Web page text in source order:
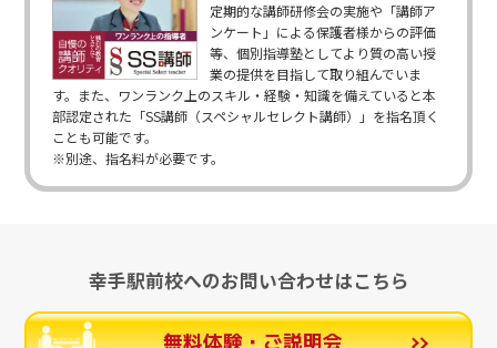
定期的な講師研修会の実施や「講師ア
ンケート」による保護者様からの評価
等、個別指導塾としてより質の高い授
業の提供を目指して取り組んでいま
す。また、ワンランク上のスキル・経験・知識を備えていると本
部認定された「SS講師（スペシャルセレクト講師）」を指名頂く
ことも可能です。
※別途、指名料が必要です。
幸手駅前校へのお問い合わせはこちら
無料体験・ご説明会